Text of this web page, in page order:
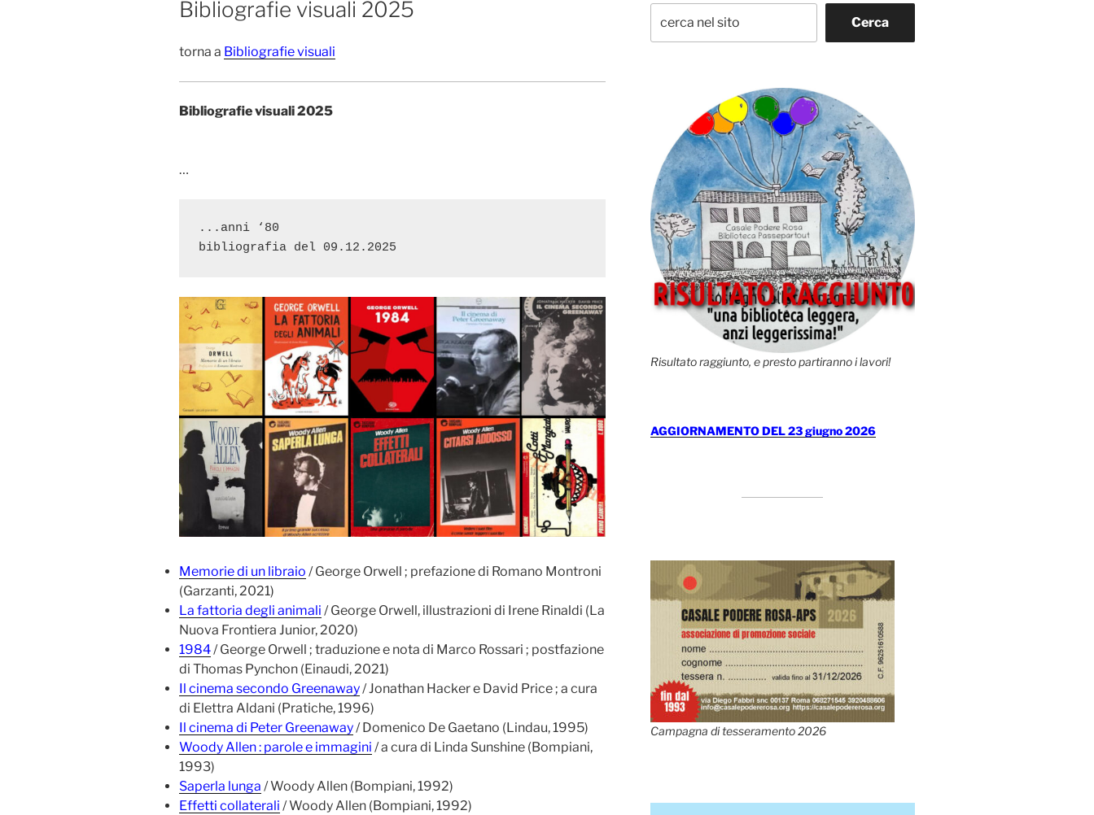
Bibliografie visuali 2025
torna a Bibliografie visuali
Bibliografie visuali 2025
…
...anni ‘80
Memorie di un libraio / George Orwell ; prefazione di Romano Montroni
(Garzanti, 2021)
La fattoria degli animali / George Orwell, illustrazioni di Irene Rinaldi (La
Nuova Frontiera Junior, 2020)
1984/ George Orwell ; traduzione e nota di Marco Rossari ; postfazione
di Thomas Pynchon (Einaudi, 2021)
Il cinema secondo Greenaway/ Jonathan Hacker e David Price ; a cura
di Elettra Aldani (Pratiche, 1996)
Il cinema di Peter Greenaway/ Domenico De Gaetano (Lindau, 1995)
Woody Allen : parole e immagini / a cura di Linda Sunshine (Bompiani,
1993)
Saperla lunga / Woody Allen (Bompiani, 1992)
Effetti collaterali / Woody Allen (Bompiani, 1992)
Cerca
Risultato raggiunto, e presto partiranno i lavori!
AGGIORNAMENTO DEL 23 giugno 2026
Campagna di tesseramento 2026